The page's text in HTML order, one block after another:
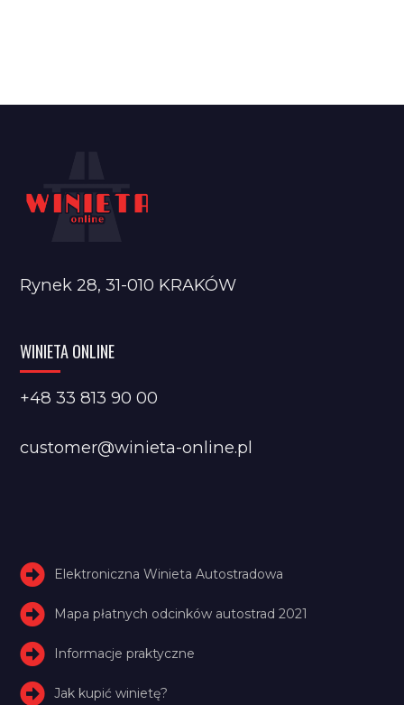
Rynek 28, 31-010 KRAKÓW
WINIETA ONLINE
+48 33 813 90 00
customer@winieta-online.pl
Elektroniczna Winieta Autostradowa
Mapa płatnych odcinków autostrad 2021
Informacje praktyczne
Jak kupić winietę?